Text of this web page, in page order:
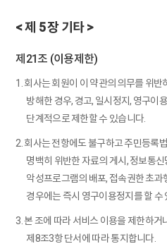
< 제 5 장 기타 >
제21조 (이용제한)
1. 회사는 회원이 이 약관의 의무를 위
방해한 경우, 경고, 일시정지, 영구이
단계적으로 제한할 수 있습니다.
2. 회사는 전항에도 불구하고 주민등록
명백히 위반한 자료의 게시, 정보통
악성프로그램의 배포, 접속권한 초
경우에는 즉시 영구이용정지를 할 수
3. 본 조에 따라 서비스 이용을 제한하
제8조3항 단서에 따라 통지합니다.